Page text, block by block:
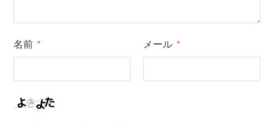
名前 * メール *